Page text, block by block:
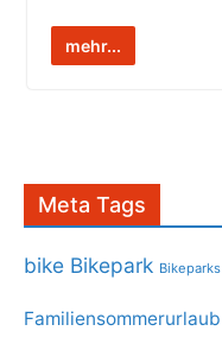
mehr...
Meta Tags
bike Bikepark Bikeparks
Familiensommerurlaub